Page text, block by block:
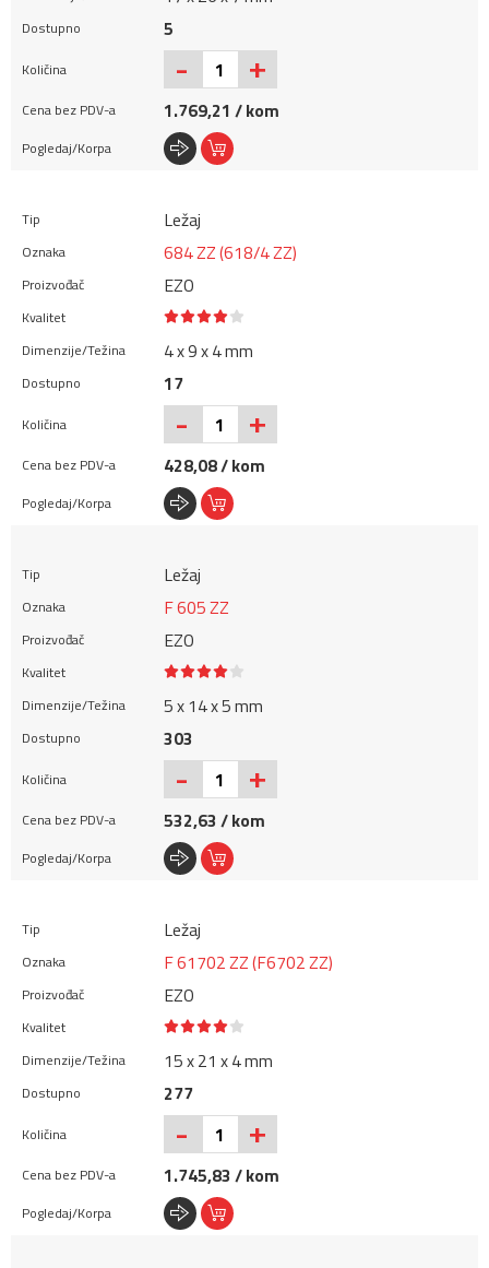
5
- +
1.769,21 / kom
Ležaj
684 ZZ (618/4 ZZ)
EZO
4 x 9 x 4 mm
17
- +
428,08 / kom
Ležaj
F 605 ZZ
EZO
5 x 14 x 5 mm
303
- +
532,63 / kom
Ležaj
F 61702 ZZ (F6702 ZZ)
EZO
15 x 21 x 4 mm
277
- +
1.745,83 / kom